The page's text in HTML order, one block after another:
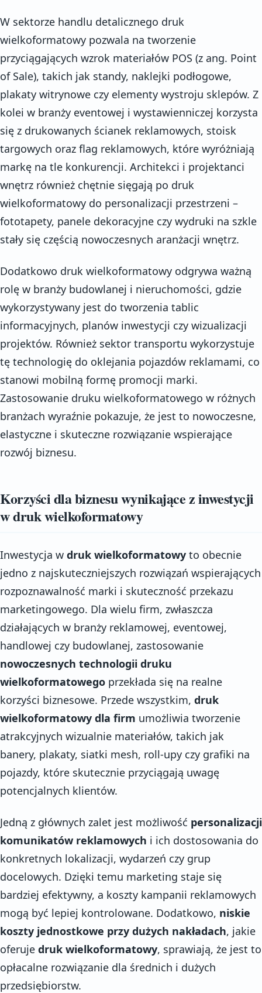
W sektorze handlu detalicznego druk
wielkoformatowy pozwala na tworzenie
przyciągających wzrok materiałów POS (z ang. Point
of Sale), takich jak standy, naklejki podłogowe,
plakaty witrynowe czy elementy wystroju sklepów. Z
kolei w branży eventowej i wystawienniczej korzysta
się z drukowanych ścianek reklamowych, stoisk
targowych oraz flag reklamowych, które wyróżniają
markę na tle konkurencji. Architekci i projektanci
wnętrz również chętnie sięgają po druk
wielkoformatowy do personalizacji przestrzeni –
fototapety, panele dekoracyjne czy wydruki na szkle
stały się częścią nowoczesnych aranżacji wnętrz.
Dodatkowo druk wielkoformatowy odgrywa ważną
rolę w branży budowlanej i nieruchomości, gdzie
wykorzystywany jest do tworzenia tablic
informacyjnych, planów inwestycji czy wizualizacji
projektów. Również sektor transportu wykorzystuje
tę technologię do oklejania pojazdów reklamami, co
stanowi mobilną formę promocji marki.
Zastosowanie druku wielkoformatowego w różnych
branżach wyraźnie pokazuje, że jest to nowoczesne,
elastyczne i skuteczne rozwiązanie wspierające
rozwój biznesu.
Korzyści dla biznesu wynikające z inwestycji
w druk wielkoformatowy
Inwestycja w druk wielkoformatowy to obecnie
jedno z najskuteczniejszych rozwiązań wspierających
rozpoznawalność marki i skuteczność przekazu
marketingowego. Dla wielu firm, zwłaszcza
działających w branży reklamowej, eventowej,
handlowej czy budowlanej, zastosowanie
nowoczesnych technologii druku
wielkoformatowego przekłada się na realne
korzyści biznesowe. Przede wszystkim, druk
wielkoformatowy dla firm umożliwia tworzenie
atrakcyjnych wizualnie materiałów, takich jak
banery, plakaty, siatki mesh, roll-upy czy grafiki na
pojazdy, które skutecznie przyciągają uwagę
potencjalnych klientów.
Jedną z głównych zalet jest możliwość personalizacji
komunikatów reklamowych i ich dostosowania do
konkretnych lokalizacji, wydarzeń czy grup
docelowych. Dzięki temu marketing staje się
bardziej efektywny, a koszty kampanii reklamowych
mogą być lepiej kontrolowane. Dodatkowo, niskie
koszty jednostkowe przy dużych nakładach, jakie
oferuje druk wielkoformatowy, sprawiają, że jest to
opłacalne rozwiązanie dla średnich i dużych
przedsiębiorstw.